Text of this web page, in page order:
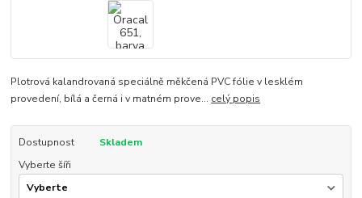
Plotrová kalandrovaná speciálně měkčená PVC fólie v lesklém
provedení, bílá a černá i v matném prove... celý popis
Dostupnost
Skladem
Vyberte šíři